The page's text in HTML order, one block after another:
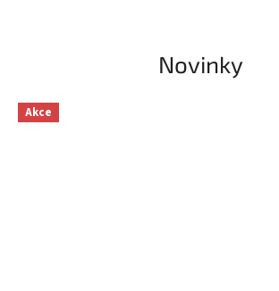
Novinky
Akce